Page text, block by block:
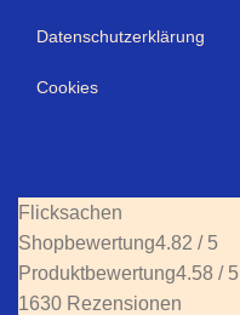
Datenschutzerklärung
Cookies
Flicksachen
Shopbewertung4.82 / 5
Produktbewertung4.58 / 5
1630 Rezensionen